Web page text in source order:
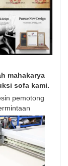
mahakarya
sofa kami.
pemotong